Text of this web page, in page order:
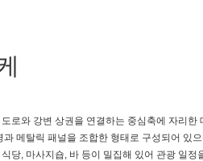
로와 강변 상권을 연결하는 중심축에 자리
메탈릭 패널을 조합한 형태로 구성되어 있
당, 마사지숍, 바 등이 밀집해 있어 관광 일